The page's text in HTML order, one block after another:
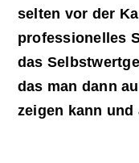
selten vor der
professionelles
das
das man dann
zeigen kann